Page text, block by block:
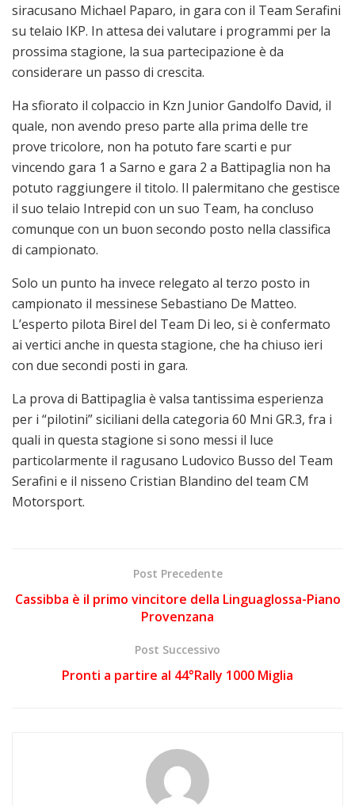
siracusano Michael Paparo, in gara con il Team Serafini
su telaio IKP. In attesa dei valutare i programmi per la
prossima stagione, la sua partecipazione è da
considerare un passo di crescita.
Ha sfiorato il colpaccio in Kzn Junior Gandolfo David, il
quale, non avendo preso parte alla prima delle tre
prove tricolore, non ha potuto fare scarti e pur
vincendo gara 1 a Sarno e gara 2 a Battipaglia non ha
potuto raggiungere il titolo. Il palermitano che gestisce
il suo telaio Intrepid con un suo Team, ha concluso
comunque con un buon secondo posto nella classifica
di campionato.
Solo un punto ha invece relegato al terzo posto in
campionato il messinese Sebastiano De Matteo.
L’esperto pilota Birel del Team Di leo, si è confermato
ai vertici anche in questa stagione, che ha chiuso ieri
con due secondi posti in gara.
La prova di Battipaglia è valsa tantissima esperienza
per i “pilotini” siciliani della categoria 60 Mni GR.3, fra i
quali in questa stagione si sono messi il luce
particolarmente il ragusano Ludovico Busso del Team
Serafini e il nisseno Cristian Blandino del team CM
Motorsport.
Post Precedente
Cassibba è il primo vincitore della Linguaglossa-Piano
Provenzana
Post Successivo
Pronti a partire al 44°Rally 1000 Miglia